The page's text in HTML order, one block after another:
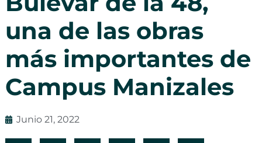
una de las obras
más importantes de
Campus Manizales
Junio 21, 2022